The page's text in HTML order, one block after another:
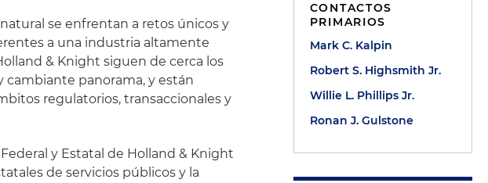
se enfrentan a retos únicos y
a una industria altamente
& Knight siguen de cerca los
panorama, y están
regulatorios, transaccionales y
y Estatal de Holland & Knight
de servicios públicos y la
CONTACTOS
PRIMARIOS
Mark C. Kalpin
Robert S. Highsmith Jr.
Willie L. Phillips Jr.
Ronan J. Gulstone